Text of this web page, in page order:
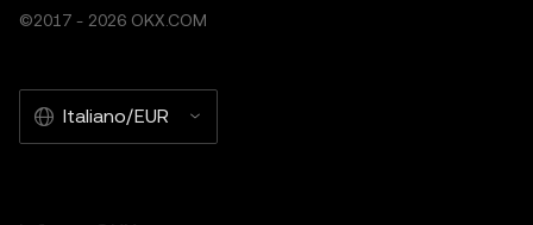
©2017 - 2026 OKX.COM
Italiano/EUR